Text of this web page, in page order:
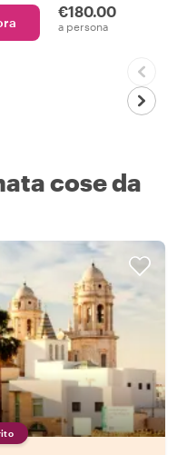
€180.00
a persona
cose da